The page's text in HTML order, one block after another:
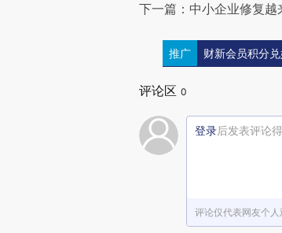
下一篇：中小企业修复越
推广 财新会员积分
评论区 0
登录后发表评论
评论仅代表网友个